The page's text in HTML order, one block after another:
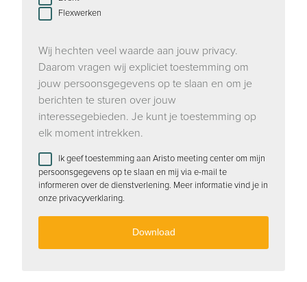
Flexwerken
Wij hechten veel waarde aan jouw privacy.
Daarom vragen wij expliciet toestemming om
jouw persoonsgegevens op te slaan en om je
berichten te sturen over jouw
interessegebieden. Je kunt je toestemming op
elk moment intrekken.
Ik geef toestemming aan Aristo meeting center om mijn
persoonsgegevens op te slaan en mij via e-mail te
informeren over de dienstverlening. Meer informatie vind je in
onze privacyverklaring.